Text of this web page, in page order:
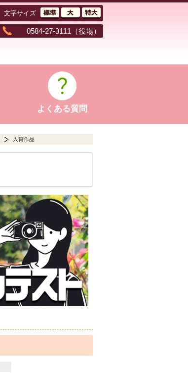
文字サイズ
0584-27-3111 （役場）
よくある質問
入賞作品